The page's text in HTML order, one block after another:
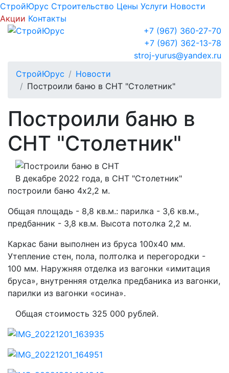
СтройЮрус Строительство Цены Услуги Новости
Акции Контакты
+7 (967) 360-27-70
+7 (967) 362-13-78
stroj-yurus@yandex.ru
СтройЮрус
Новости
Построили баню в СНТ "Столетник"
Построили баню в
СНТ "Столетник"
В декабре 2022 года, в СНТ "Столетник"
построили баню 4х2,2 м.
Общая площадь - 8,8 кв.м.: парилка - 3,6 кв.м.,
предбанник - 3,8 кв.м. Высота потолка 2,2 м.
Каркас бани выполнен из бруса 100х40 мм.
Утепление стен, пола, полтолка и перегородки -
100 мм. Наружняя отделка из вагонки «имитация
бруса», внутренняя отделка предбаника из вагонки,
парилки из вагонки «осина».
Общая стоимость 325 000 рублей.